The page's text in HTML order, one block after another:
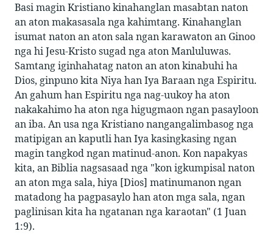
Basi magin Kristiano kinahanglan masabtan naton
an aton makasasala nga kahimtang. Kinahanglan
isumat naton an aton sala ngan karawaton an Ginoo
nga hi Jesu-Kristo sugad nga aton Manluluwas.
Samtang iginhahatag naton an aton kinabuhi ha
Dios, ginpuno kita Niya han Iya Baraan nga Espiritu.
An gahum han Espiritu nga nag-uukoy ha aton
nakakahimo ha aton nga higugmaon ngan pasayloon
an iba. An usa nga Kristiano nangangalimbasog nga
matipigan an kaputli han Iya kasingkasing ngan
magin tangkod ngan matinud-anon. Kon napakyas
kita, an Biblia nagsasaad nga "kon igkumpisal naton
an aton mga sala, hiya [Dios] matinumanon ngan
matadong ha pagpasaylo han aton mga sala, ngan
paglinisan kita ha ngatanan nga karaotan" (1 Juan
1:9).